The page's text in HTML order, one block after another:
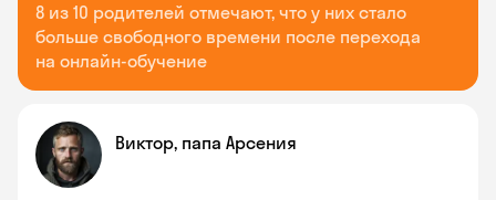
8 из 10 родителей отмечают, что у них стало
больше свободного времени после перехода
на онлайн-обучение
Виктор, папа Арсения